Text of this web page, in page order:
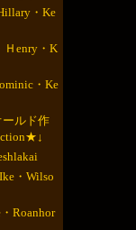
・Ke
Ｈenry・K
・Ke
ルド作
・Wilso
Roanhor